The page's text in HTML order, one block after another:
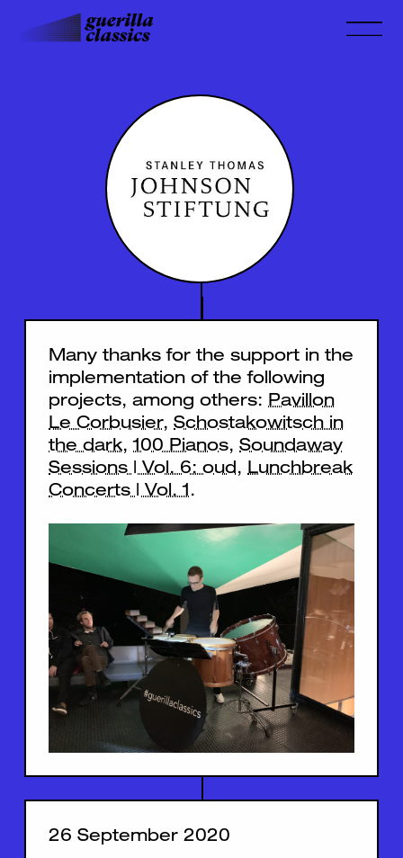
Many thanks for the support in the
implementation of the following
projects, among others: Pavillon
Le Corbusier, Schostakowitsch in
the dark,100 Pianos, Soundaway
Sessions | Vol. 6: oud, Lunchbreak
Concerts | Vol. 1.
26 September 2020